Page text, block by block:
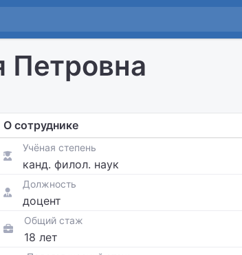
О сотруднике
Учёная степень
канд. филол. наук
Должность
доцент
Общий стаж
18 лет